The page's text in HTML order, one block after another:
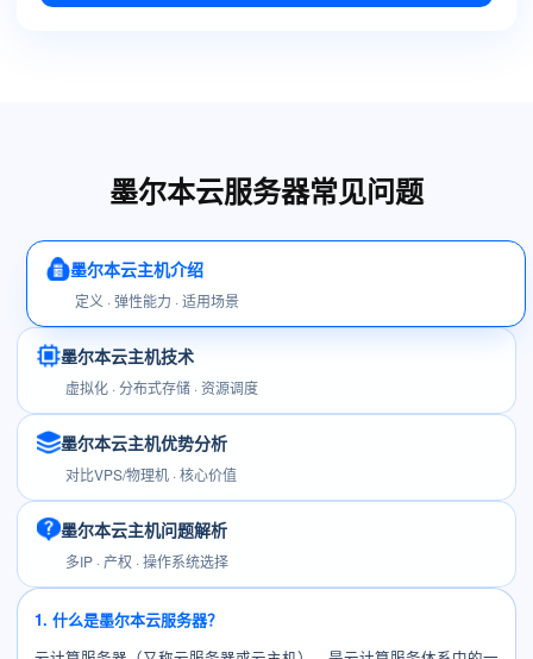
墨尔本云服务器常见问题
墨尔本云主机介绍
定义 · 弹性能力 · 适用场景
墨尔本云主机技术
虚拟化 · 分布式存储 · 资源调度
墨尔本云主机优势分析
对比VPS/物理机 · 核心价值
墨尔本云主机问题解析
多IP · 产权 · 操作系统选择
1. 什么是墨尔本云服务器？